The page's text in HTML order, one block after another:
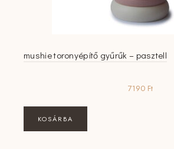
mushie toronyépítő gyűrűk – pasztell
7190 Ft
KOSÁRBA